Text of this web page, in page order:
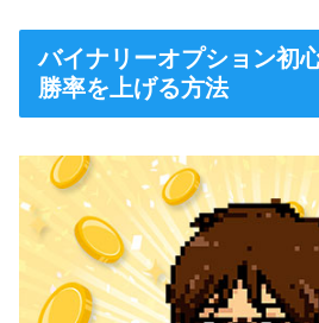
バイナリーオプション初
勝率を上げる方法